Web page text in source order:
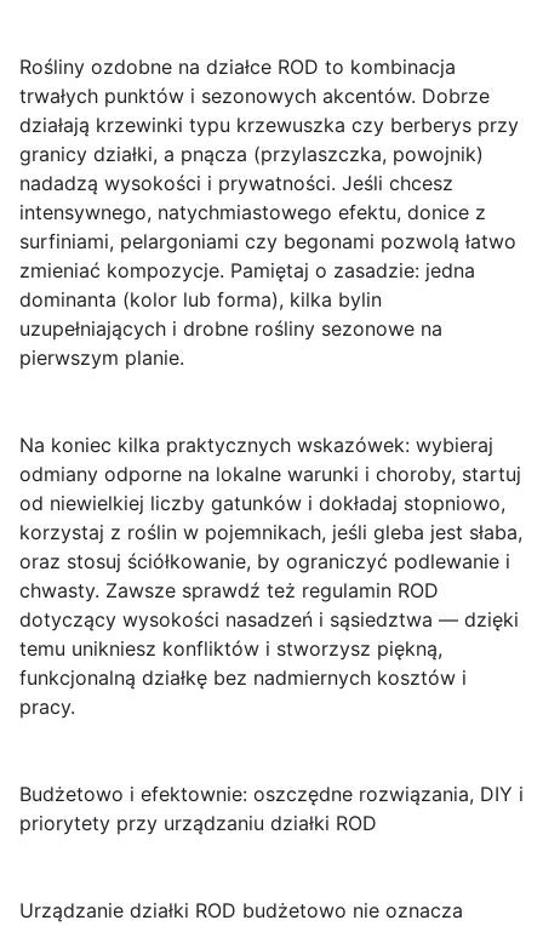
Rośliny ozdobne na działce ROD to kombinacja
trwałych punktów i sezonowych akcentów. Dobrze
działają krzewinki typu krzewuszka czy berberys przy
granicy działki, a pnącza (przylaszczka, powojnik)
nadadzą wysokości i prywatności. Jeśli chcesz
intensywnego, natychmiastowego efektu, donice z
surfiniami, pelargoniami czy begonami pozwolą łatwo
zmieniać kompozycje. Pamiętaj o zasadzie: jedna
dominanta (kolor lub forma), kilka bylin
uzupełniających i drobne rośliny sezonowe na
pierwszym planie.
Na koniec kilka praktycznych wskazówek: wybieraj
odmiany odporne na lokalne warunki i choroby, startuj
od niewielkiej liczby gatunków i dokładaj stopniowo,
korzystaj z roślin w pojemnikach, jeśli gleba jest słaba,
oraz stosuj ściółkowanie, by ograniczyć podlewanie i
chwasty. Zawsze sprawdź też regulamin ROD
dotyczący wysokości nasadzeń i sąsiedztwa — dzięki
temu unikniesz konfliktów i stworzysz piękną,
funkcjonalną działkę bez nadmiernych kosztów i
pracy.
Budżetowo i efektownie: oszczędne rozwiązania, DIY i
priorytety przy urządzaniu działki ROD
Urządzanie działki ROD budżetowo nie oznacza